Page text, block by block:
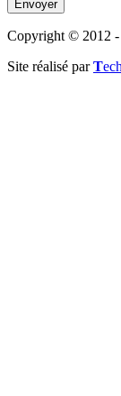
Envoyer
Copyright © 2012 -
Site réalisé parT